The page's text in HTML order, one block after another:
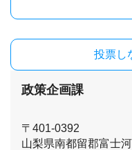
投票し
政策企画課
〒401-0392
山梨県南都留郡富士